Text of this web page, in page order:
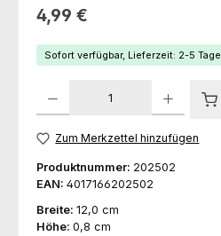
Regulärer Preis:
4,99 €
Sofort verfügbar, Lieferzeit: 2-5 Tage
Zum Merkzettel hinzufügen
Produktnummer: 202502
EAN: 4017166202502
Breite: 12,0 cm
Höhe: 0,8 cm